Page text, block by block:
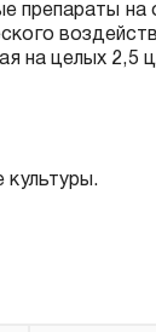
препараты
на целых 2,5